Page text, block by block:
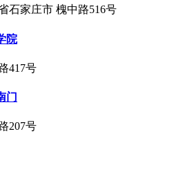
石家庄市 槐中路516号
院
417号
门
207号